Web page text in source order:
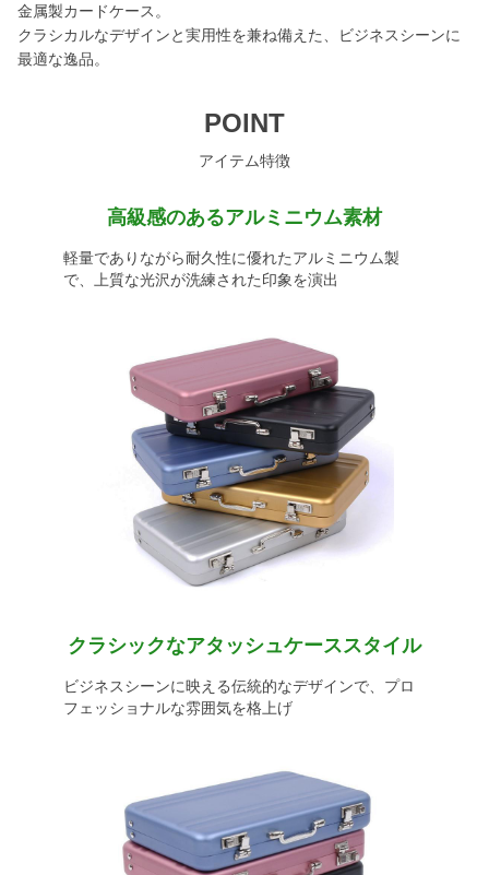
金属製カードケース。
クラシカルなデザインと実用性を兼ね備えた、ビジネスシーンに
最適な逸品。
POINT
アイテム特徴
高級感のあるアルミニウム素材
軽量でありながら耐久性に優れたアルミニウム製
で、上質な光沢が洗練された印象を演出
クラシックなアタッシュケーススタイル
ビジネスシーンに映える伝統的なデザインで、プロ
フェッショナルな雰囲気を格上げ